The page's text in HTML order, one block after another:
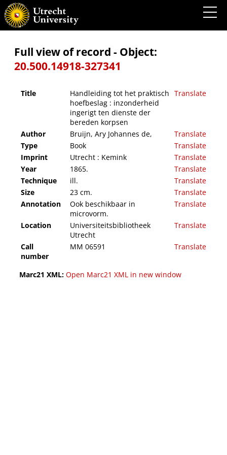
Handleiding tot het praktisch hoefbeslag : inzonderheid ingerigt ten dienste der
bereden korpsen
Full view of record - Object:
20.500.14918-327341
Title
Handleiding tot het praktisch
hoefbeslag : inzonderheid
ingerigt ten dienste der
bereden korpsen
Translate
Author Bruijn, Ary Johannes de,
Translate
Type
Book
Translate
Imprint
Utrecht : Kemink
Translate
Year
1865.
Translate
Technique
ill.
Translate
Size
23 cm.
Translate
Annotation
Ook beschikbaar in
microvorm.
Translate
Location
Universiteitsbibliotheek
Utrecht
Translate
Call
number
MM 06591 Translate
Marc21 XML: Open Marc21 XML in new window